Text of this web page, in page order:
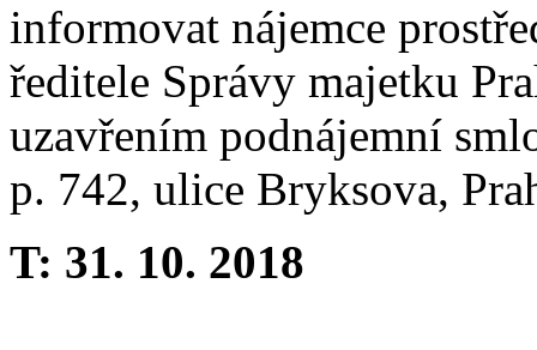
informovat nájemce
ředitele Správy majetku
uzavřením podnájemní
p. 742, ulice Bryksova,
T: 31. 10. 2018